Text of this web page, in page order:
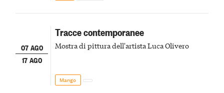
07 AGO
17 AGO
Tracce contemporanee
Mostra di pittura dell'artista Luca Olivero
Mango